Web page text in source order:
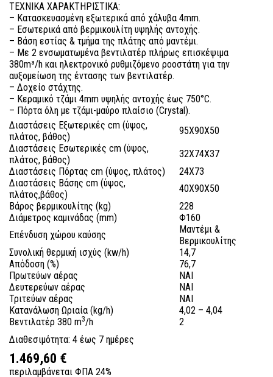
ΤΕΧΝΙΚΑ ΧΑΡΑΚΤΗΡΙΣΤΙΚΑ:
– Κατασκευασμένη εξωτερικά από χάλυβα 4mm.
– Εσωτερικά από βερμικουλίτη υψηλής αντοχής.
– Βάση εστίας & τμήμα της πλάτης από μαντέμι.
– Με 2 ενσωματωμένα βεντιλατέρ πλήρως επισκέψιμα
380m³/h και ηλεκτρονικό ρυθμιζόμενο ροοστάτη για την
αυξομείωση της έντασης των βεντιλατέρ.
– Δοχείο στάχτης.
– Κεραμικό τζάμι 4mm υψηλής αντοχής έως 750°C.
– Πόρτα όλη με τζάμι-μαύρο πλαίσιο (Crystal).
Διαστάσεις Εξωτερικές cm (ύψος,
πλάτος, βάθος)
95X90X50
Διαστάσεις Εσωτερικές cm (ύψος,
πλάτος, βάθος)
32X74X37
Διαστάσεις Πόρτας cm (ύψος, πλάτος)
24X73
Διαστάσεις Βάσης cm (ύψος,
πλάτος,βάθος)
40X90Χ50
Βάρος βερμικουλίτης (kg)
228
Διάμετρος καμινάδας (mm)
Φ160
Επένδυση χώρου καύσης
Μαντέμι &
Βερμικουλίτης
Συνολική θερμική ισχύς (kw/h)
14,7
Απόδοση (%)
76,7
Πρωτεύων αέρας
ΝΑΙ
Δευτερεύων αέρας
ΝΑΙ
Τριτεύων αέρας
ΝΑΙ
Κατανάλωση Ωριαία (kg/h)
4,02 – 4,04
Βεντιλατέρ 380 m3/h
2
Διαθεσιμότητα: 4 έως 7 ημέρες
1.469,60 €
περιλαμβάνεται ΦΠΑ 24%